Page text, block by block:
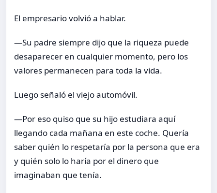
El empresario volvió a hablar.
—Su padre siempre dijo que la riqueza puede
desaparecer en cualquier momento, pero los
valores permanecen para toda la vida.
Luego señaló el viejo automóvil.
—Por eso quiso que su hijo estudiara aquí
llegando cada mañana en este coche. Quería
saber quién lo respetaría por la persona que era
y quién solo lo haría por el dinero que
imaginaban que tenía.